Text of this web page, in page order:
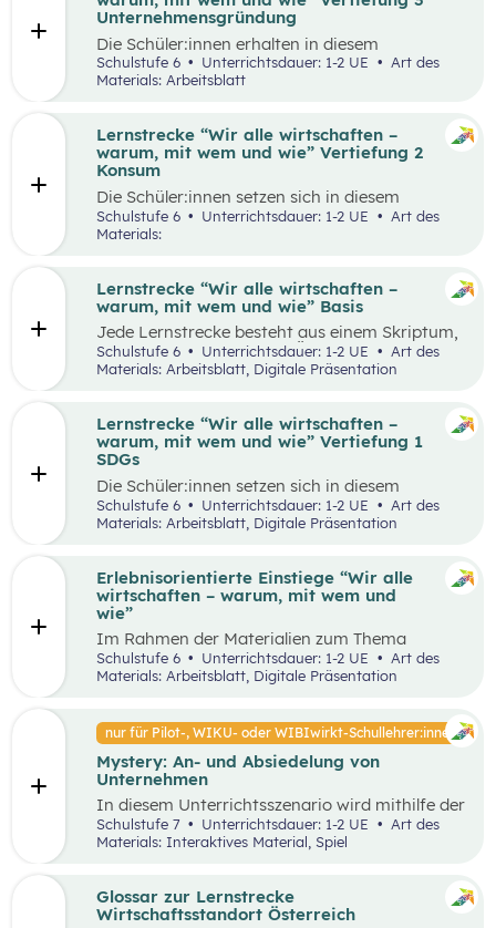
Runde zu Runde verbessern.
Unternehmensgründung
Die Schüler:innen erhalten in diesem
Gedankenexperiment die Möglichkeit ein
Unternehmen unter Berücksichtigung von
Business Model Canvas, welche Bedürfnisse sie
erfüllen wollen und treffen damit verbundene
Entscheidungen. Die Idee wird in einem
Schulstufe 6 Unterrichtsdauer: 1-2 UE
Art des
Materials: Arbeitsblatt
Lernstrecke “Wir alle wirtschaften –
warum, mit wem und wie” Vertiefung 2
Konsum
Die Schüler:innen setzen sich in diesem
Unterrichtsszenario mit nachhaltigem Konsum
auseinander. Sie recherchieren selbstständig zu
Schulstufe 6 Unterrichtsdauer: 1-2 UE
Materials:
Lernstrecke “Wir alle wirtschaften –
warum, mit wem und wie” Basis
Jede Lernstrecke besteht aus einem Skriptum,
welches dazu dient einen Überblick über die
jeweilige Lernstrecke zu erhalten. Mit
Wissen und entwickeln Fähigkeiten,
Einstellungen und Verhaltensbereitschaften, die
sie in ökonomisch geprägten Lebenssituationen
ökonomische Herausforderungen, Aufgaben
und Problemstellungen erkennen, analysieren,
beurteilen und erfolgreich bewältigen zu
Schulstufe 6 Unterrichtsdauer: 1-2 UE
Art des
Materials: Arbeitsblatt, Digitale Präsentation
Lernstrecke “Wir alle wirtschaften –
warum, mit wem und wie” Vertiefung 1
SDGs
Die Schüler:innen setzen sich in diesem
Unterrichtsszenario mit den SDGs (Sustainable
Development Goals) auseinander. Sie wählen ein
SDG und entdecken in ihrer Umgebung Orte, an
machen ein Foto davon. Anschließend werden
Verbesserungsvorschläge erarbeitet.
Schulstufe 6 Unterrichtsdauer: 1-2 UE
Materials: Arbeitsblatt, Digitale Präsentation
Erlebnisorientierte Einstiege “Wir alle
wirtschaften – warum, mit wem und
wie”
Im Rahmen der Materialien zum Thema
“Grundlagen der Wirtschaft” werden drei
mögliche Einstiegsideen vorgestellt. Diese
Vorschläge zeichnen sich nicht nur durch ihre
als Erlebnisse konzipiert, um die Schüler:innen
aktiv in den Lernprozess einzubinden.
Schulstufe 6 Unterrichtsdauer: 1-2 UE
Materials: Arbeitsblatt, Digitale Präsentation
nur für Pilot-, WIKU- oder WIBIwirkt-Schullehrer:innen
Mystery: An- und Absiedelung von
Unternehmen
In diesem Unterrichtsszenario wird mithilfe der
Methode Mystery das Thema „Ansiedelung von
Unternehmen“ vertiefend behandelt. Im
einer komplexen Fragestellung an der
Schnittstelle von Gesellschaft, Wirtschaft und
Schulstufe 7 Unterrichtsdauer: 1-2 UE
Art des
Materials: Interaktives Material, Spiel
Glossar zur Lernstrecke
Wirtschaftsstandort Österreich